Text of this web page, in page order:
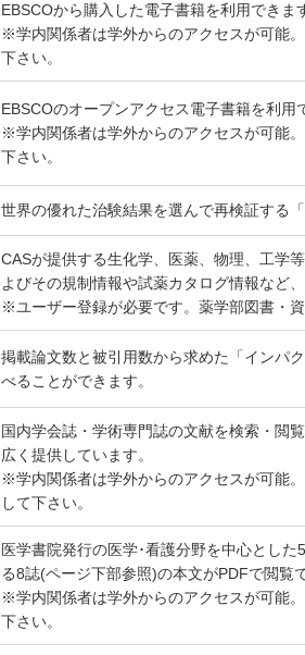
EBSCOから購入した電子書籍を利用できま
※学内関係者は学外からのアクセスが可能
下さい。
EBSCOのオープンアクセス電子書籍を利用
※学内関係者は学外からのアクセスが可能
下さい。
世界の優れた治験結果を選んで再検証する
CASが提供する生化学、医薬、物理、工学
よびその規制情報や試薬カタログ情報など
※ユーザー登録が必要です。薬学部図書・
掲載論文数と被引用数から求めた「インパ
べることができます。
国内学会誌・学術専門誌の文献を検索・閲
広く提供しています。
※学内関係者は学外からのアクセスが可能
して下さい。
医学書院発行の医学･看護分野を中心とし
る8誌(ページ下部参照)の本文がPDFで閲覧
※学内関係者は学外からのアクセスが可能
下さい。